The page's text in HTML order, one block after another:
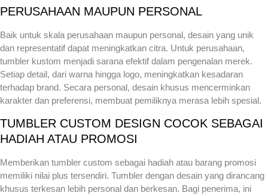
PERUSAHAAN MAUPUN PERSONAL
Baik untuk skala perusahaan maupun personal, desain yang unik
dan representatif dapat meningkatkan citra. Untuk perusahaan,
tumbler kustom menjadi sarana efektif dalam pengenalan merek.
Setiap detail, dari warna hingga logo, meningkatkan kesadaran
terhadap brand. Secara personal, desain khusus mencerminkan
karakter dan preferensi, membuat pemiliknya merasa lebih spesial.
TUMBLER CUSTOM DESIGN COCOK SEBAGAI
HADIAH ATAU PROMOSI
Memberikan tumbler custom sebagai hadiah atau barang promosi
memiliki nilai plus tersendiri. Tumbler dengan desain yang dirancang
khusus terkesan lebih personal dan berkesan. Bagi penerima, ini